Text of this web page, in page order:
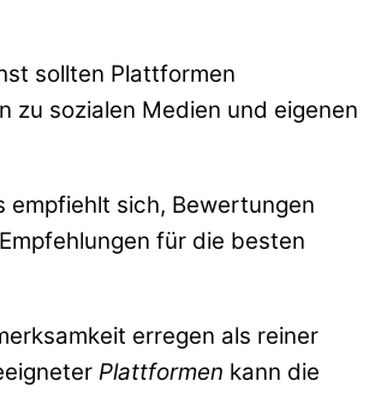
sollten Plattformen
zu sozialen Medien und eigenen
empfiehlt sich, Bewertungen
für die besten
erregen als reiner
Plattformen kann die